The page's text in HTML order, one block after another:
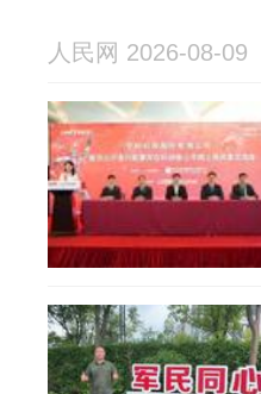
人民网 2026-08-09